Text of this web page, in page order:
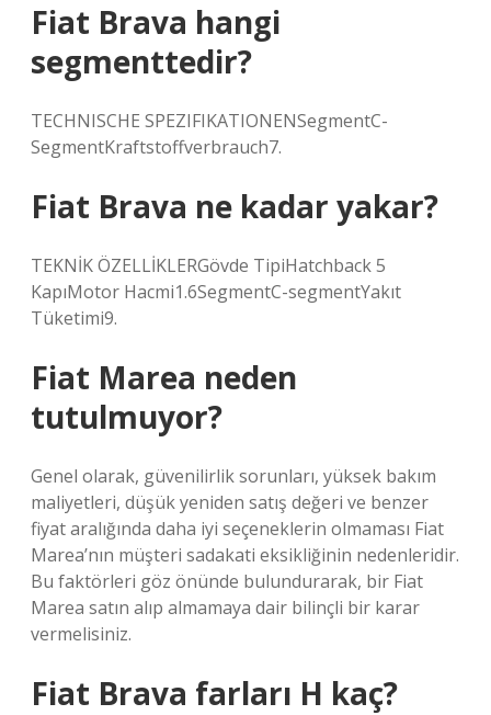
Fiat Brava hangi
segmenttedir?
TECHNISCHE SPEZIFIKATIONENSegmentC-
SegmentKraftstoffverbrauch7.
Fiat Brava ne kadar yakar?
TEKNİK ÖZELLİKLERGövde TipiHatchback 5
KapıMotor Hacmi1.6SegmentC-segmentYakıt
Tüketimi9.
Fiat Marea neden
tutulmuyor?
Genel olarak, güvenilirlik sorunları, yüksek bakım
maliyetleri, düşük yeniden satış değeri ve benzer
fiyat aralığında daha iyi seçeneklerin olmaması Fiat
Marea’nın müşteri sadakati eksikliğinin nedenleridir.
Bu faktörleri göz önünde bulundurarak, bir Fiat
Marea satın alıp almamaya dair bilinçli bir karar
vermelisiniz.
Fiat Brava farları H kaç?